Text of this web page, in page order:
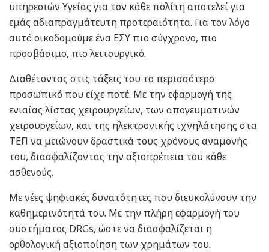
υπηρεσιών Υγείας για τον κάθε πολίτη αποτελεί για
εμάς αδιαπραγμάτευτη προτεραιότητα. Για τον λόγο
αυτό οικοδομούμε ένα ΕΣΥ πιο σύγχρονο, πιο
προσβάσιμο, πιο λειτουργικό.
Διαθέτοντας στις τάξεις του το περισσότερο
προσωπικό που είχε ποτέ. Με την εφαρμογή της
ενιαίας λίστας χειρουργείων, των απογευματινών
χειρουργείων, και της ηλεκτρονικής ιχνηλάτησης στα
ΤΕΠ να μειώνουν δραστικά τους χρόνους αναμονής
του, διασφαλίζοντας την αξιοπρέπεια του κάθε
ασθενούς.
Με νέες ψηφιακές δυνατότητες που διευκολύνουν την
καθημερινότητά του. Με την πλήρη εφαρμογή του
συστήματος DRGs, ώστε να διασφαλίζεται η
ορθολογική αξιοποίηση των χρημάτων του.